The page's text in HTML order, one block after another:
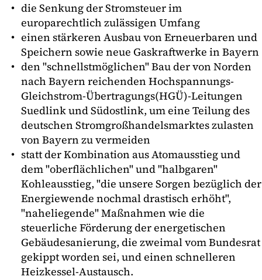
die Senkung der Stromsteuer im
europarechtlich zulässigen Umfang
einen stärkeren Ausbau von Erneuerbaren und
Speichern sowie neue Gaskraftwerke in Bayern
den "schnellstmöglichen" Bau der von Norden
nach Bayern reichenden Hochspannungs-
Gleichstrom-Übertragungs(HGÜ)-Leitungen
Suedlink und Südostlink, um eine Teilung des
deutschen Stromgroßhandelsmarktes zulasten
von Bayern zu vermeiden
statt der Kombination aus Atomausstieg und
dem "oberflächlichen" und "halbgaren"
Kohleausstieg, "die unsere Sorgen bezüglich der
Energiewende nochmal drastisch erhöht",
"naheliegende" Maßnahmen wie die
steuerliche Förderung der energetischen
Gebäudesanierung, die zweimal vom Bundesrat
gekippt worden sei, und einen schnelleren
Heizkessel-Austausch.